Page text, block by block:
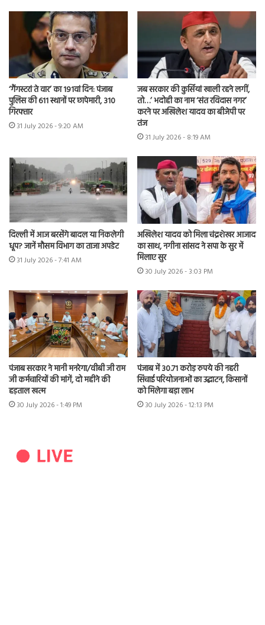
‘गैंगस्टरां ते वार’ का 191वां दिन: पंजाब
पुलिस की 611 स्थानों पर छापेमारी, 310
गिरफ्तार
31 July 2026 - 9:20 AM
जब सरकार की कुर्सियां खाली रहने लगीं,
तो…’ भदोही का नाम ‘संत रविदास नगर’
करने पर अखिलेश यादव का बीजेपी पर
तंज
31 July 2026 - 8:19 AM
दिल्ली में आज बरसेंगे बादल या निकलेगी
धूप? जानें मौसम विभाग का ताजा अपडेट
31 July 2026 - 7:41 AM
अखिलेश यादव को मिला चंद्रशेखर आजाद
का साथ, नगीना सांसद ने सपा के सुर में
मिलाए सुर
30 July 2026 - 3:03 PM
पंजाब सरकार ने मानी मनरेगा/वीबी जी राम
जी कर्मचारियों की मांगें, दो महीने की
हड़ताल खत्म
30 July 2026 - 1:49 PM
पंजाब में 30.71 करोड़ रुपये की नहरी
सिंचाई परियोजनाओं का उद्घाटन, किसानों
को मिलेगा बड़ा लाभ
30 July 2026 - 12:13 PM